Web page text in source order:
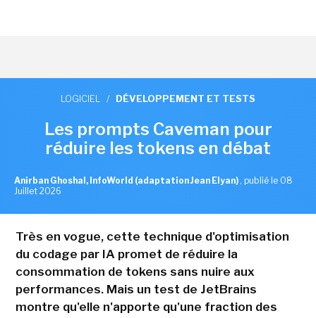
LOGICIEL / DÉVELOPPEMENT ET TESTS
Les prompts Caveman pour
réduire les tokens en débat
Anirban Ghoshal, InfoWorld (adaptation Jean Elyan) , publié le 08
Juillet 2026
Très en vogue, cette technique d'optimisation
du codage par IA promet de réduire la
consommation de tokens sans nuire aux
performances. Mais un test de JetBrains
montre qu'elle n'apporte qu'une fraction des